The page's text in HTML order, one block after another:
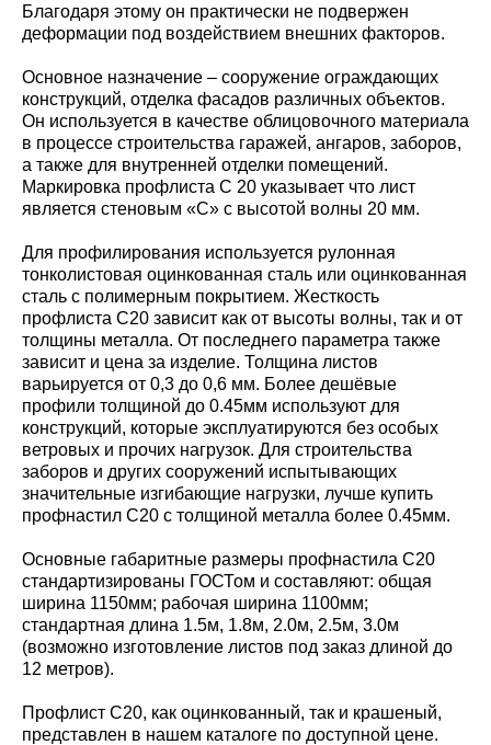
Благодаря этому он практически не подвержен
деформации под воздействием внешних факторов.
Основное назначение – сооружение ограждающих
конструкций, отделка фасадов различных объектов.
Он используется в качестве облицовочного материала
в процессе строительства гаражей, ангаров, заборов,
а также для внутренней отделки помещений.
Маркировка профлиста С 20 указывает что лист
является стеновым «С» с высотой волны 20 мм.
Для профилирования используется рулонная
тонколистовая оцинкованная сталь или оцинкованная
сталь с полимерным покрытием. Жесткость
профлиста С20 зависит как от высоты волны, так и от
толщины металла. От последнего параметра также
зависит и цена за изделие. Толщина листов
варьируется от 0,3 до 0,6 мм. Более дешёвые
профили толщиной до 0.45мм используют для
конструкций, которые эксплуатируются без особых
ветровых и прочих нагрузок. Для строительства
заборов и других сооружений испытывающих
значительные изгибающие нагрузки, лучше купить
профнастил С20 с толщиной металла более 0.45мм.
Основные габаритные размеры профнастила С20
стандартизированы ГОСТом и составляют: общая
ширина 1150мм; рабочая ширина 1100мм;
стандартная длина 1.5м, 1.8м, 2.0м, 2.5м, 3.0м
(возможно изготовление листов под заказ длиной до
12 метров).
Профлист С20, как оцинкованный, так и крашеный,
представлен в нашем каталоге по доступной цене.